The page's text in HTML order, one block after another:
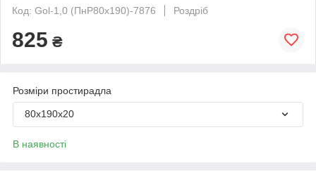
Код: Gol-1,0 (ПнР80х190)-7876
Роздріб
825 ₴
Розміри простирадла
80х190х20
В наявності